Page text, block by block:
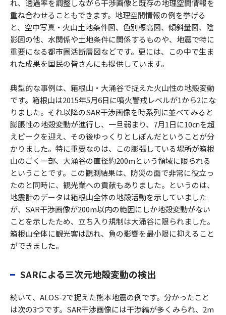
れ、透過率を調整しながら干渉画像と既存の地理空間情報を
重ね合わせることもできます。地理空間情報の例を挙げる
と、空中写真・火山土地条件図、色別標高図、傾斜量図、陰
影図の他、水関係や土地条件に関係するものや、地震で特に
重要になる都市圏活断層図などです。更には、この中で生ま
れた成果を国民の皆さんにも提供しています。
典型的な事例は、箱根山・大涌谷で捉えた火山性の地殻変動
です。箱根山は2015年5月6日に噴火警戒レベルが1から2にな
りました。それ以降のSAR干渉画像を時系列に並べてみると
膨脹性の地殻変動が進行し、一旦弱まり、7月1日に10㎝を超
えピークを迎え、その後ゆっくりとしぼんだということが分
かりました。特に重要なのは、この膨張している場所が箱根
山のごく一部、大涌谷の直径約200mという領域に限られる
ということです。この観測結果は、防災の面で非常に役立っ
たのと同時に、観光業への貢献もありました。というのは、
地震計のデータは箱根山全体の地殻活動を示していました
が、SAR干渉画像が200m以内の範囲にしか地殻変動がない
ことを示したため、立ち入り規制は大涌谷に限られました。
箱根山全体に観光客は訪れ、負の影響を最小限に抑えること
ができました。
SARによる三次元地殻変動の検出
続いて、ALOS-2で捉えた熊本地震の例です。分かったこと
は次の3つです。SAR干渉画像には干渉縞が多くみられ、2m